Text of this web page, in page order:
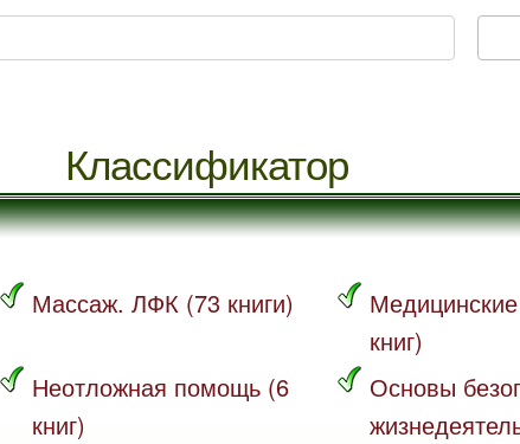
Классификатор
Массаж. ЛФК (73 книги)
книг)
Неотложная помощь (6
книг)
Основы